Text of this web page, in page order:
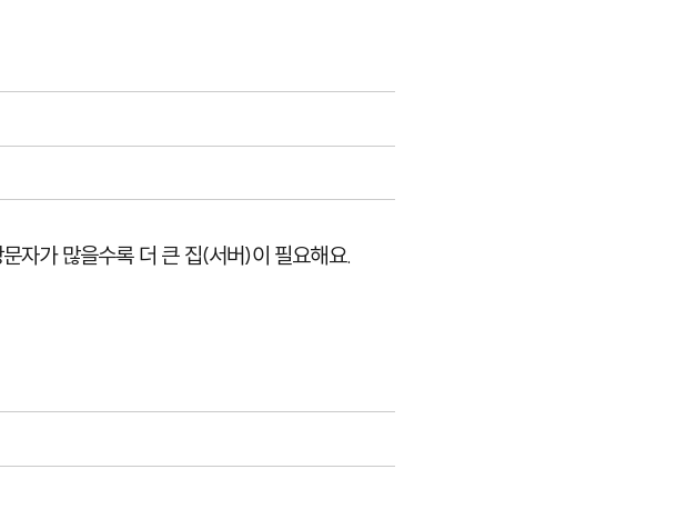
자가 많을수록 더 큰 집(서버)이 필요해요.